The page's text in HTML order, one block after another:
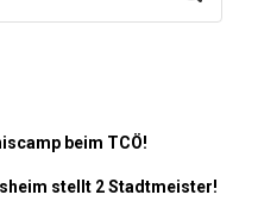
beim TCÖ!
stellt 2 Stadtmeister!